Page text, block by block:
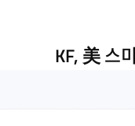
KF, 美 스